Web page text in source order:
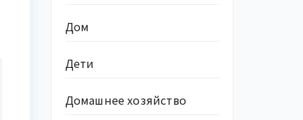
Дом
Дети
Домашнее хозяйство